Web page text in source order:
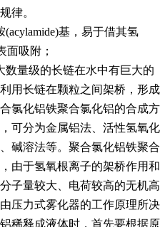
律。
基，易于借其氢
面吸附；
量级的长链在水中有巨大的
用长链在颗粒之间架桥，形成
氯化铝铁聚合氯化铝的合成方
可分为金属铝法、活性氢氧化
碱溶法等。聚合氯化铝铁聚合
由于氢氧根离子的架桥作用和
子量较大、电荷较高的无机高
压力式雾化器的工作原理所决
稀释成液体时，首先要根据原